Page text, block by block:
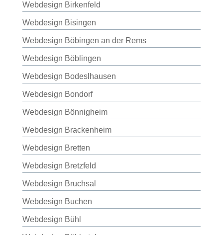
Webdesign Birkenfeld
Webdesign Bisingen
Webdesign Böbingen an der Rems
Webdesign Böblingen
Webdesign Bodeslhausen
Webdesign Bondorf
Webdesign Bönnigheim
Webdesign Brackenheim
Webdesign Bretten
Webdesign Bretzfeld
Webdesign Bruchsal
Webdesign Buchen
Webdesign Bühl